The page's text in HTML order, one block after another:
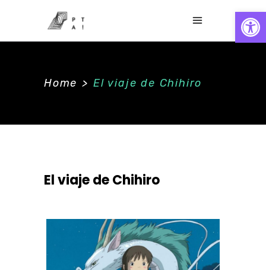
Home > El viaje de Chihiro
El viaje de Chihiro